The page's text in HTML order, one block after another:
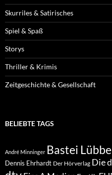
Skurriles & Satirisches
Spiel & Spaß
Storys
Thriller & Krimis
Zeitgeschichte & Gesellschaft
BELIEBTE TAGS
André Minninger Bastei Lübbe
Dennis Ehrhardt Der Hörverlag Die